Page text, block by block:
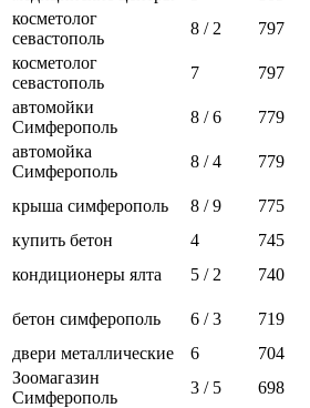
косметолог
севастополь
8 / 2 797
косметолог
севастополь
7 797
автомойки
Симферополь
8 / 6 779
автомойка
Симферополь
8 / 4 779
крыша симферополь 8 / 9 775
купить бетон
4 745
кондиционеры ялта
5 / 2 740
бетон симферополь 6 / 3 719
двери металлические
6 704
Зоомагазин
Симферополь
3 / 5 698